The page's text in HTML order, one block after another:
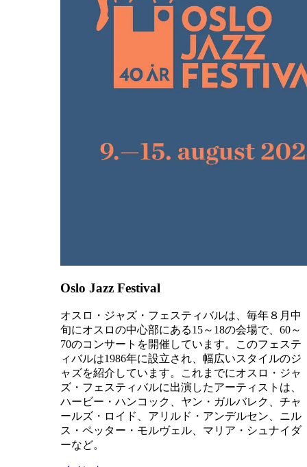
Oslo Jazz Festival
オスロ・ジャズ・フェスティバルは、毎年８月中
旬にオスロの中心部にある15～18の会場で、60～
70のコンサートを開催しています。このフェステ
ィバルは1986年に設立され、幅広いスタイルのジ
ャズを紹介しています。これまでにオスロ・ジャ
ズ・フェスティバルに出演したアーティストは、
ハービー・ハンコック、ヤン・ガルバレク、チャ
ールズ・ロイド、アリルド・アンデルセン、ニル
ス・ペッター・モルヴェル、マリア・シュナイダ
ーなど。